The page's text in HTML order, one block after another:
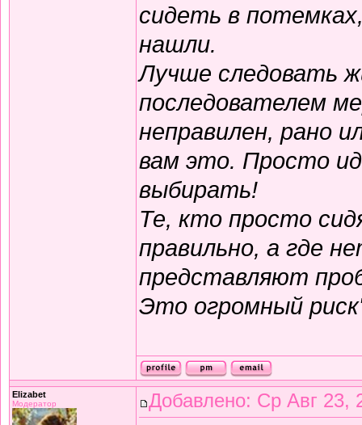
сидеть в
нашли.
Лучше следовать
последователем
неправилен, рано
вам это. Просто
выбирать!
Те, кто просто
правильно, а где
представляют
Это огромный
Elizabet
Модератор Добавлено: Ср Авг 23,